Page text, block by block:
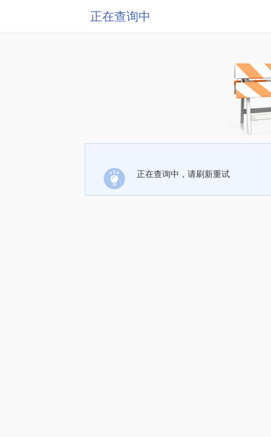
正在查询中
正在查询中，请刷新重试